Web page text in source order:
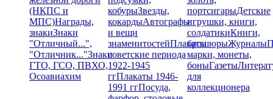
(НКПС и
МПС)Награды,
знакиЗнаки
"Отличный...",
"Отличник..."Знаки
ГТО, ГСО, ПВХО,
Осоавиахим
кобурыЗвезды,
кокардыАвтографы
и вещи
знаменитостейПлакаты
советские периода
1922-1945
ггПлакаты 1946-
1991 ггПосуда,
портсигарыДетские
игрушки, книги,
солдатикиКниги,
брошюрыЖурналы
марки, монеты,
боныГазеты
для
коллекционера